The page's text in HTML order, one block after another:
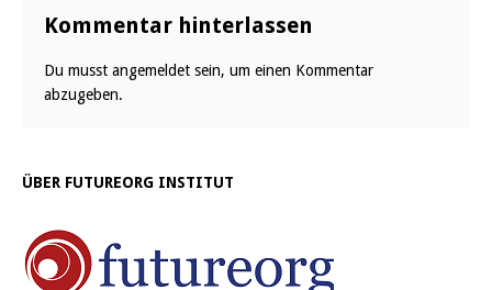
Kommentar hinterlassen
Du musst angemeldet sein, um einen Kommentar
abzugeben.
ÜBER FUTUREORG INSTITUT